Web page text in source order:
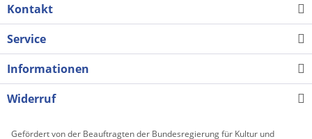
Kontakt
Service
Informationen
Widerruf
Gefördert von der Beauftragten der Bundesregierung für Kultur und